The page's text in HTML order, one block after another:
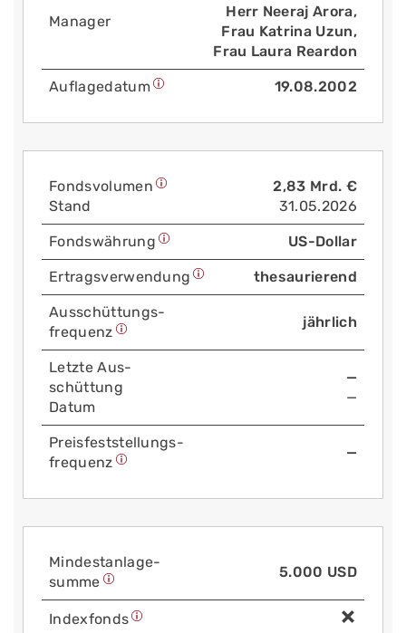
Manager
Herr Neeraj Arora,
Frau Katrina Uzun,
Frau Laura Reardon
Auflage­datum 19.08.2002
Fonds­volumen
Stand
2,83 Mrd. €
31.05.2026
Fonds­währung US-Dollar
Ertrags­verwendung thesaurierend
Aus­schüttungs­
frequenz
jährlich
Letzte Aus­
schüttung
Datum
—
—
Preis­fest­stellungs­
frequenz
—
Mindest­anlage­
summe
5.000 USD
Index­fonds